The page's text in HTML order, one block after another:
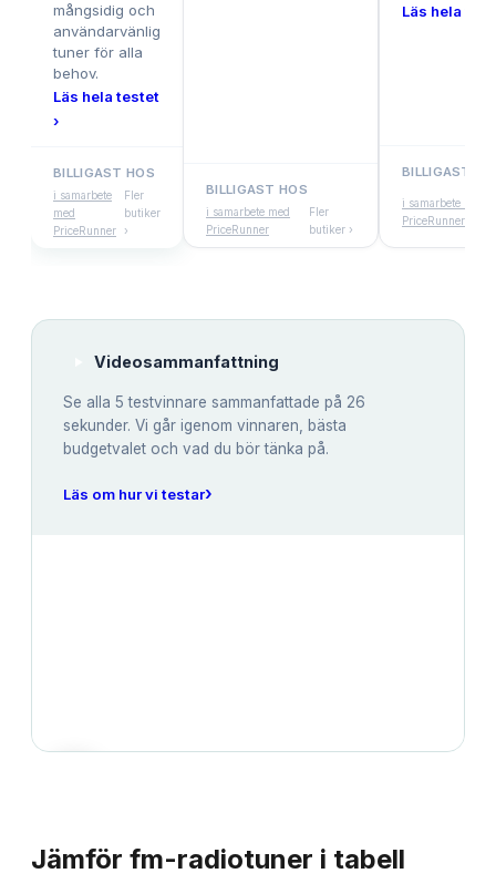
mångsidig och
användarvänlig
tuner för alla
behov.
Läs hela testet
›
BILLIGAST HOS
i samarbete
med
PriceRunner
Fler
butiker
›
BILLIGAST HOS
i samarbete med
PriceRunner
Fler
butiker ›
Läs hela
BILLIGAST
i samarbete med
PriceRunner
Videosammanfattning
Se alla 5 testvinnare sammanfattade på 26
sekunder. Vi går igenom vinnaren, bästa
budgetvalet och vad du bör tänka på.
Läs om hur vi testar›
Jämför fm-radiotuner i tabell